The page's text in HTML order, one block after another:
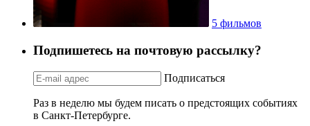
5 фильмов
Подпишетесь на почтовую рассылку?
Подписаться
Раз в неделю мы будем писать о предстоящих событиях
в Санкт-Петербурге.